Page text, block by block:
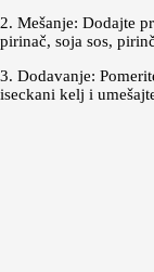
2. Mešanje: Dodajte
pirinač, soja sos,
3. Dodavanje:
iseckani kelj i